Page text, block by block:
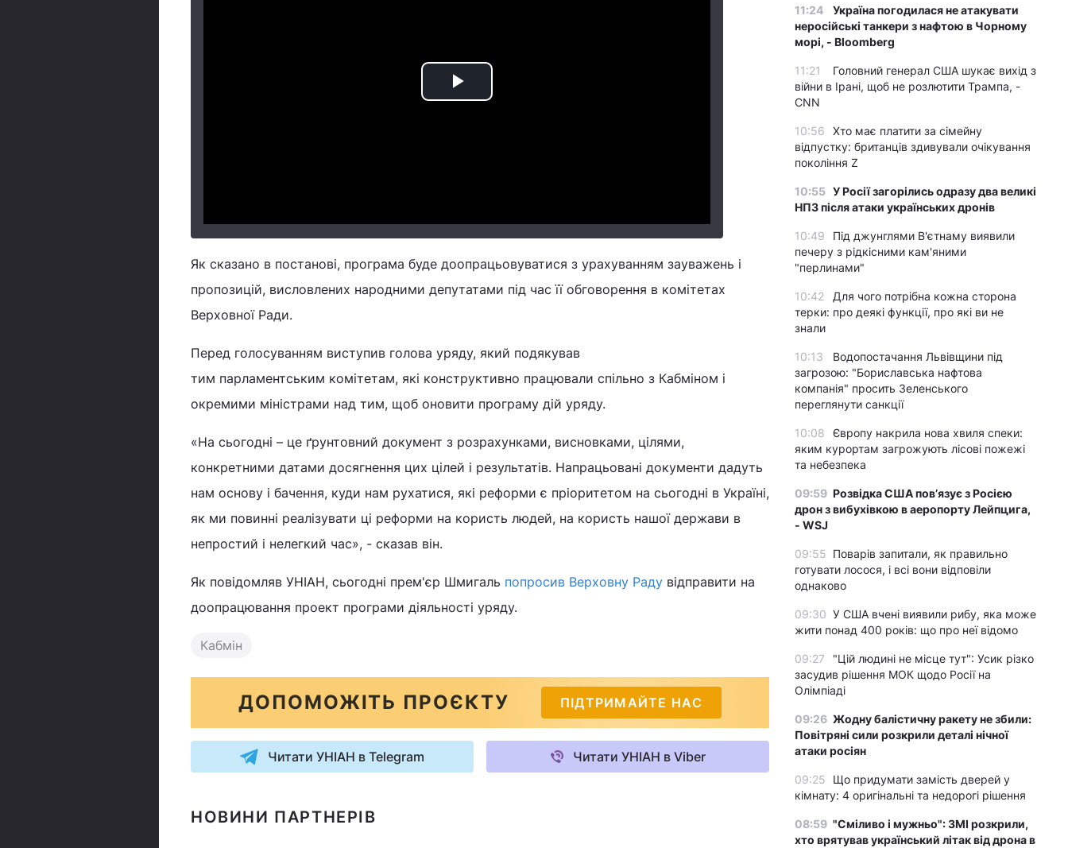
Play
Як сказано в постанові, програма буде доопрацьовуватися з урахуванням зауважень і
пропозицій, висловлених народними депутатами під час її обговорення в комітетах
Верховної Ради.
Перед голосуванням виступив голова уряду, який подякував
тим парламентським комітетам, які конструктивно працювали спільно з Кабміном і
окремими міністрами над тим, щоб оновити програму дій уряду.
«На сьогодні – це ґрунтовний документ з розрахунками, висновками, цілями,
конкретними датами досягнення цих цілей і результатів. Напрацьовані документи дадуть
нам основу і бачення, куди нам рухатися, які реформи є пріоритетом на сьогодні в Україні,
як ми повинні реалізувати ці реформи на користь людей, на користь нашої держави в
непростий і нелегкий час», - сказав він.
Як повідомляв УНІАН, сьогодні прем'єр Шмигаль попросив Верховну Раду відправити на
доопрацювання проект програми діяльності уряду.
Кабмін
ДОПОМОЖІТЬ ПРОЄКТУ ПІДТРИМАЙТЕ НАС
Читати УНІАН в Telegram Читати УНІАН в Viber
НОВИНИ ПАРТНЕРІВ
11:24
Україна погодилася не атакувати
неросійські танкери з нафтою в Чорному
морі, - Bloomberg
11:21
Головний генерал США шукає вихід з
війни в Ірані, щоб не розлютити Трампа, -
CNN
10:56
Хто має платити за сімейну
відпустку: британців здивували очікування
покоління Z
10:55 У Росії загорілись одразу два великі
НПЗ після атаки українських дронів
10:49
Під джунглями В'єтнаму виявили
печеру з рідкісними кам'яними
"перлинами"
10:42
Для чого потрібна кожна сторона
терки: про деякі функції, про які ви не
знали
10:13
Водопостачання Львівщини під
загрозою: "Бориславська нафтова
компанія" просить Зеленського
переглянути санкції
10:08
Європу накрила нова хвиля спеки:
яким курортам загрожують лісові пожежі
та небезпека
09:59 Розвідка США пов’язує з Росією
дрон з вибухівкою в аеропорту Лейпцига,
- WSJ
09:55 Поварів запитали, як правильно
готувати лосося, і всі вони відповіли
однаково
09:30 У США вчені виявили рибу, яка може
жити понад 400 років: що про неї відомо
09:27
"Цій людині не місце тут": Усик різко
засудив рішення МОК щодо Росії на
Олімпіаді
09:26 Жодну балістичну ракету не збили:
Повітряні сили розкрили деталі нічної
атаки росіян
09:25
Що придумати замість дверей у
кімнату: 4 оригінальні та недорогі рішення
08:59 "Сміливо і мужньо": ЗМІ розкрили,
хто врятував український літак від дрона в